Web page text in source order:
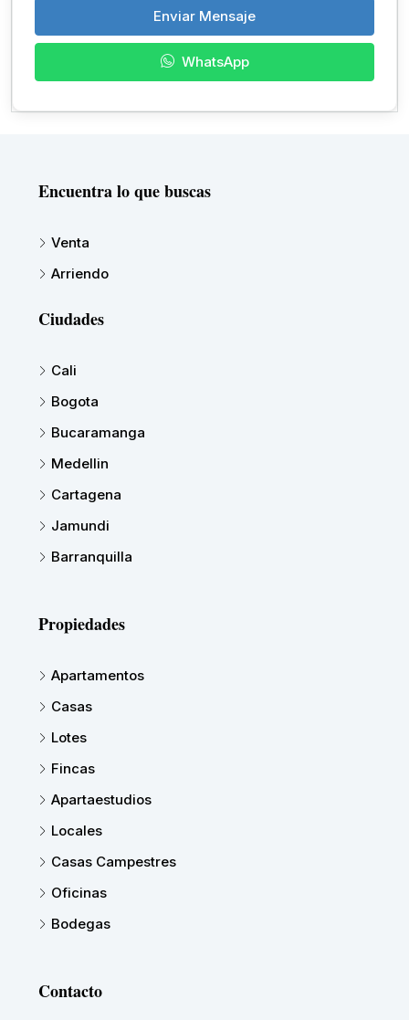
Enviar Mensaje
WhatsApp
Encuentra lo que buscas
Venta
Arriendo
Ciudades
Cali
Bogota
Bucaramanga
Medellin
Cartagena
Jamundi
Barranquilla
Propiedades
Apartamentos
Casas
Lotes
Fincas
Apartaestudios
Locales
Casas Campestres
Oficinas
Bodegas
Contacto